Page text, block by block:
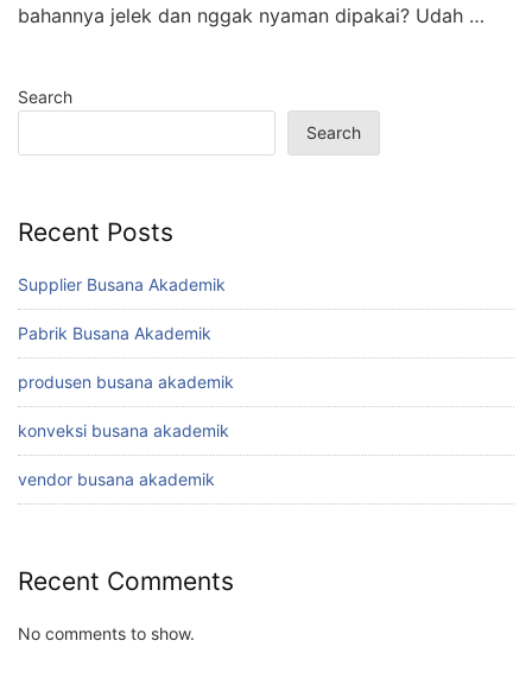
bahannya jelek dan nggak nyaman dipakai? Udah …
Search
Search
Recent Posts
Supplier Busana Akademik
Pabrik Busana Akademik
produsen busana akademik
konveksi busana akademik
vendor busana akademik
Recent Comments
No comments to show.